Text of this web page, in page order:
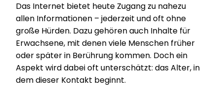
Das Internet bietet heute Zugang zu nahezu
allen Informationen – jederzeit und oft ohne
große Hürden. Dazu gehören auch Inhalte für
Erwachsene, mit denen viele Menschen früher
oder später in Berührung kommen. Doch ein
Aspekt wird dabei oft unterschätzt: das Alter, in
dem dieser Kontakt beginnt.